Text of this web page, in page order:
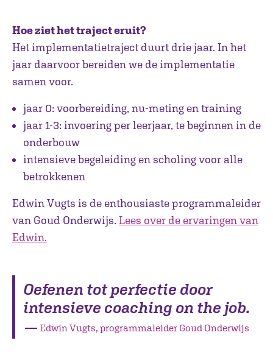
Hoe ziet het traject eruit?
Het implementatietraject duurt drie jaar. In het
jaar daarvoor bereiden we de implementatie
samen voor.
jaar 0: voorbereiding, nu-meting en training
jaar 1-3: invoering per leerjaar, te beginnen in de
onderbouw
intensieve begeleiding en scholing voor alle
betrokkenen
Edwin Vugts is de enthousiaste programmaleider
van Goud Onderwijs. Lees over de ervaringen van
Edwin.
Oefenen tot perfectie door
intensieve coaching on the job.
― Edwin Vugts, programmaleider Goud Onderwijs